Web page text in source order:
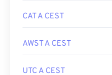
CAT A CEST
AWST A CEST
UTC A CEST